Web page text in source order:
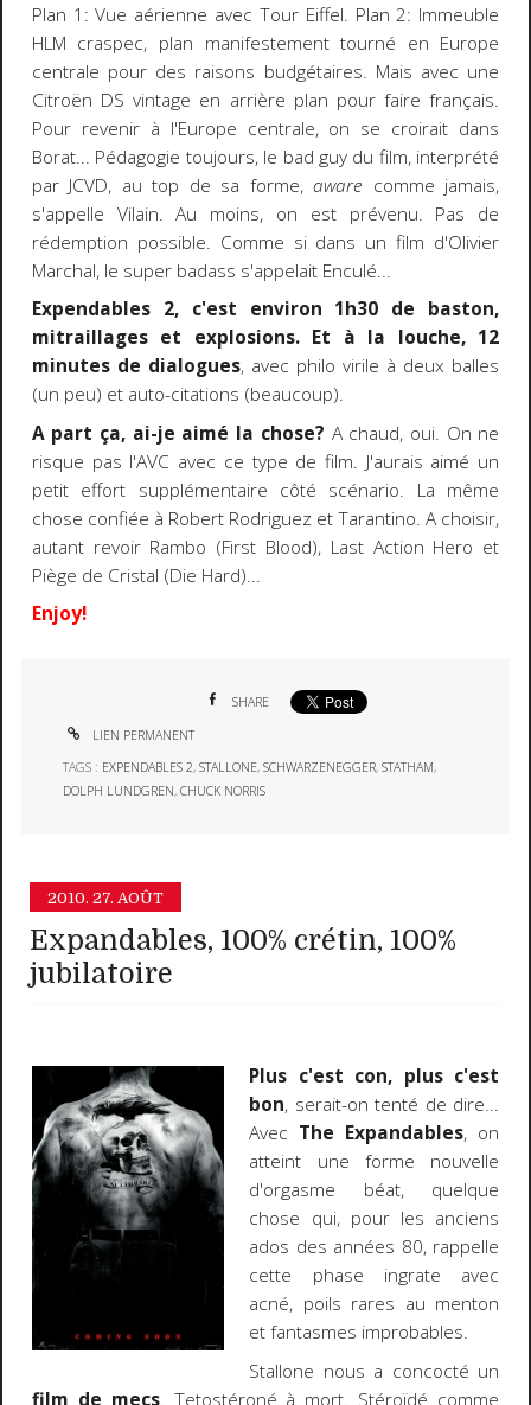
Plan 1: Vue aérienne avec Tour Eiffel. Plan 2: Immeuble
HLM craspec, plan manifestement tourné en Europe
centrale pour des raisons budgétaires. Mais avec une
Citroën DS vintage en arrière plan pour faire français.
Pour revenir à l'Europe centrale, on se croirait dans
Borat... Pédagogie toujours, le bad guy du film, interprété
par JCVD, au top de sa forme,aware comme jamais,
s'appelle Vilain. Au moins, on est prévenu. Pas de
rédemption possible. Comme si dans un film d'Olivier
Marchal, le super badass s'appelait Enculé...
Expendables 2, c'est environ 1h30 de baston,
mitraillages et explosions. Et à la louche, 12
minutes de dialogues, avec philo virile à deux balles
(un peu) et auto-citations (beaucoup).
A part ça, ai-je aimé la chose? A chaud, oui. On ne
risque pas l'AVC avec ce type de film. J'aurais aimé un
petit effort supplémentaire côté scénario. La même
chose confiée à Robert Rodriguez et Tarantino. A choisir,
autant revoir Rambo (First Blood), Last Action Hero et
Piège de Cristal (Die Hard)...
Enjoy!
SHARE
LIEN PERMANENT
TAGS : EXPENDABLES 2,STALLONE,SCHWARZENEGGER,STATHAM,
DOLPH LUNDGREN,CHUCK NORRIS
2010. 27. AOÛT
Expandables, 100% crétin, 100%
jubilatoire
Plus c'est con, plus c'est
bon, serait-on tenté de dire...
Avec The Expandables, on
atteint une forme nouvelle
d'orgasme béat, quelque
chose qui, pour les anciens
ados des années 80, rappelle
cette phase ingrate avec
acné, poils rares au menton
et fantasmes improbables.
Stallone nous a concocté un
film de mecs. Tetostéroné à mort. Stéroïdé comme